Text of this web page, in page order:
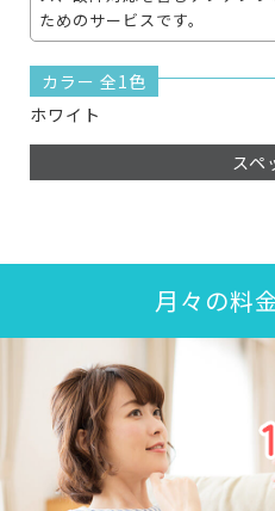
ためのサービスです。
カラー 全1色
ホワイト
スペ
月々の料